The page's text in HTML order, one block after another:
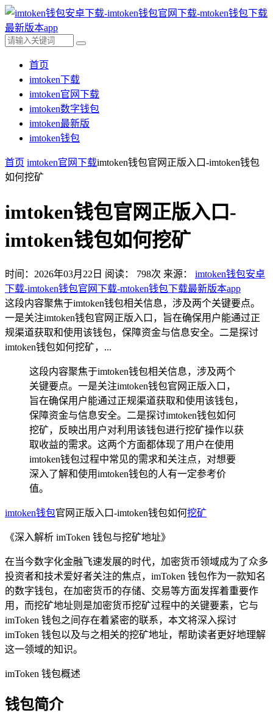
首页
imtoken下载
imtoken官网下载
imtoken数字钱包
imtoken最新版
imtoken钱包
首页 imtoken官网下载imtoken钱包官网正版入口-imtoken钱包
如何挖矿
imtoken钱包官网正版入口-
imtoken钱包如何挖矿
时间：2026年03月22日 阅读： 798次 来源： imtoken钱包安卓
下载-imtoken钱包官网下载-mtoken钱包下载最新版本app
这段内容聚焦于imtoken钱包相关信息，涉及两个关键要点。
一是关注imtoken钱包官网正版入口，旨在确保用户能通过正
规渠道获取和使用该钱包，保障资金与信息安全。二是探讨
imtoken钱包如何挖矿，...
这段内容聚焦于imtoken钱包相关信息，涉及两个
关键要点。一是关注imtoken钱包官网正版入口，
旨在确保用户能通过正规渠道获取和使用该钱包，
保障资金与信息安全。二是探讨imtoken钱包如何
挖矿，反映出用户对利用该钱包进行挖矿操作以获
取收益的需求。这两个方面都体现了用户在使用
imtoken钱包过程中常见的需求和关注点，对想要
深入了解和使用imtoken钱包的人有一定参考价
值。
imtoken钱包官网正版入口-imtoken钱包如何挖矿
《深入解析 imToken 钱包与挖矿地址》
在当今数字化金融飞速发展的时代，加密货币领域成为了众多
投资者和技术爱好者关注的焦点，imToken 钱包作为一款知名
的数字钱包，在加密货币的存储、交易等方面发挥着重要作
用，而挖矿地址则是加密货币挖矿过程中的关键要素，它与
imToken 钱包之间存在着紧密的联系，本文将深入探讨
imToken 钱包以及与之相关的挖矿地址，帮助读者更好地理解
这一领域的知识。
imToken 钱包概述
钱包简介